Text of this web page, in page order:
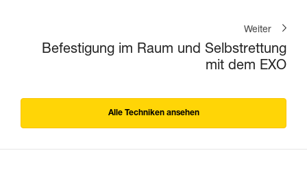
Weiter
Befestigung im Raum und Selbstrettung
mit dem EXO
Alle Techniken ansehen